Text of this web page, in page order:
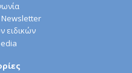
ειδικών